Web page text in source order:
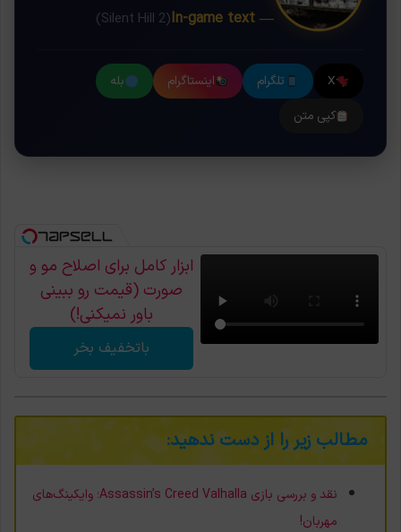
— In-game text
(Silent Hill 2)
X تلگرام اینستاگرام
بله
کپی متن
ابزار کامل برای اصلاح مو و
صورت (قیمت رو ببینی
باور نمیکنی!)
باتخفیف بخر
مطالب زیر را از دست ندهید:
نقد و بررسی بازی Assassin’s Creed Valhalla؛ وایکینگ‌های
مهربان!